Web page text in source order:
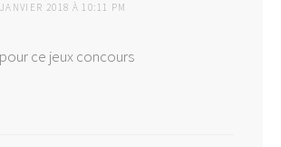
2018 À 10:11 PM
ce jeux concours